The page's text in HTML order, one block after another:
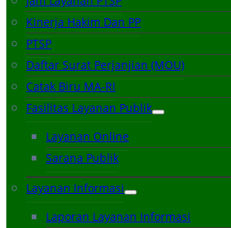
Kinerja Hakim Dan PP
PTSP
Daftar Surat Perjanjian (MOU)
Catak Biru MA-RI
Fasilitas Layanan Publik
Layanan Online
Sarana Publik
Layanan Informasi
Laporan Layanan Informasi